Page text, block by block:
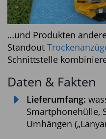
…und Produkten
Standout
Schnittstelle
Daten & Fakten
Lieferumfang:
Smartphonehülle,
Umhängen